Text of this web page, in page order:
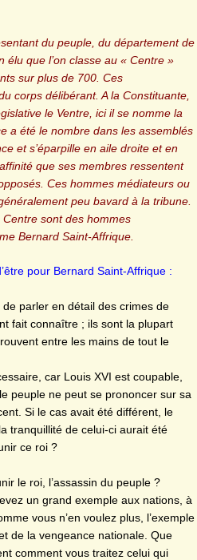
du peuple, du département de
élu que l’on classe au « Centre »
sur plus de 700. Ces
corps délibérant. A la Constituante,
le Ventre, ici il se nomme la
a été le nombre dans les assemblés
et s’éparpille en aile droite et en
que ses membres ressentent
Ces hommes médiateurs ou
peu bavard à la tribune.
sont des hommes
Bernard Saint-Affrique.
pour Bernard Saint-Affrique :
parler en détail des crimes de
fait connaître ; ils sont la plupart
entre les mains de tout le
car Louis XVI est coupable,
peuple ne peut se prononcer sur sa
Si le cas avait été différent, le
tranquillité de celui-ci aurait été
ce roi ?
le roi, l’assassin du peuple ?
un grand exemple aux nations, à
vous n’en voulez plus, l’exemple
de la vengeance nationale. Que
comment vous traitez celui qui